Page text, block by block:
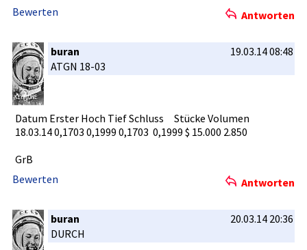
Bewerten
Antworten
buran
19.03.14 08:48
ATGN 18-03
Datum Erster Hoch Tief Schluss Stücke Volumen
18.03.14 0,1703 0,1999 0,1703 0,199­9 $ 15.000 2.850
GrB
Bewerten
Antworten
buran
20.03.14 20:36
DURCH